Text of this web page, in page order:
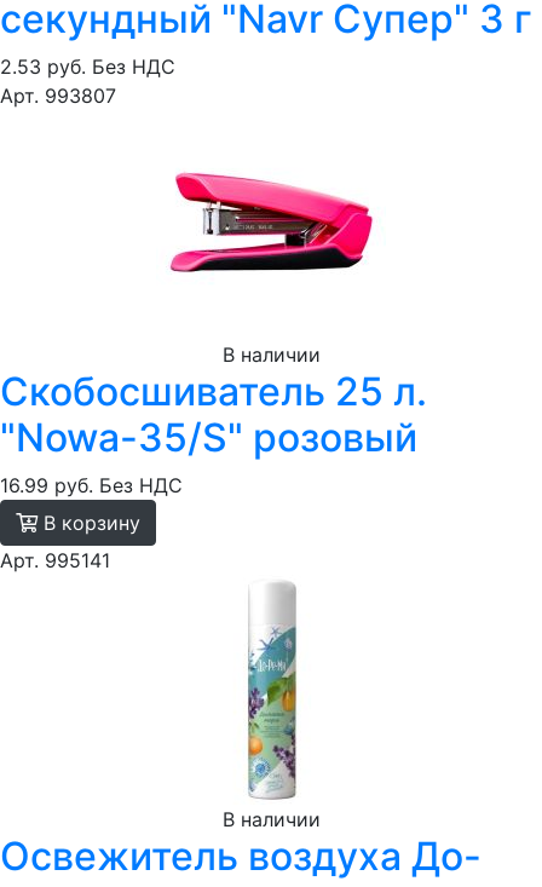
секундный "Navr Супер" 3 г
2.53 руб. Без НДС
Арт. 993807
В наличии
Скобосшиватель 25 л.
"Nowa-35/S" розовый
16.99 руб. Без НДС
В корзину
Арт. 995141
В наличии
Освежитель воздуха До-